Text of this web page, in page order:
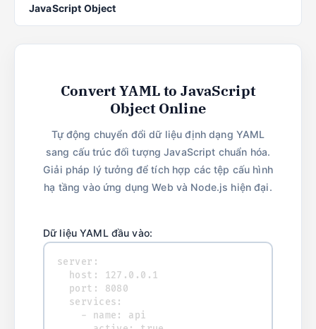
JavaScript Object
Convert YAML to JavaScript
Object Online
Tự động chuyển đổi dữ liệu định dạng YAML
sang cấu trúc đối tượng JavaScript chuẩn hóa.
Giải pháp lý tưởng để tích hợp các tệp cấu hình
hạ tầng vào ứng dụng Web và Node.js hiện đại.
Dữ liệu YAML đầu vào: